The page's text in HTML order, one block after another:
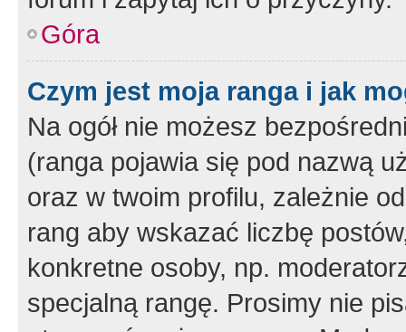
Góra
Czym jest moja ranga i jak
Na ogół nie możesz
(ranga pojawia się pod nazwą
oraz w twoim profilu, zależnie
rang aby wskazać liczbę
konkretne osoby, np.
specjalną rangę. Prosimy nie